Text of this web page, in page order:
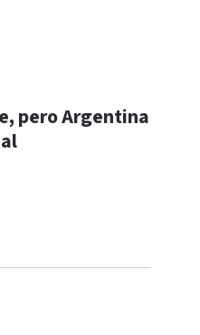
pero Argentina